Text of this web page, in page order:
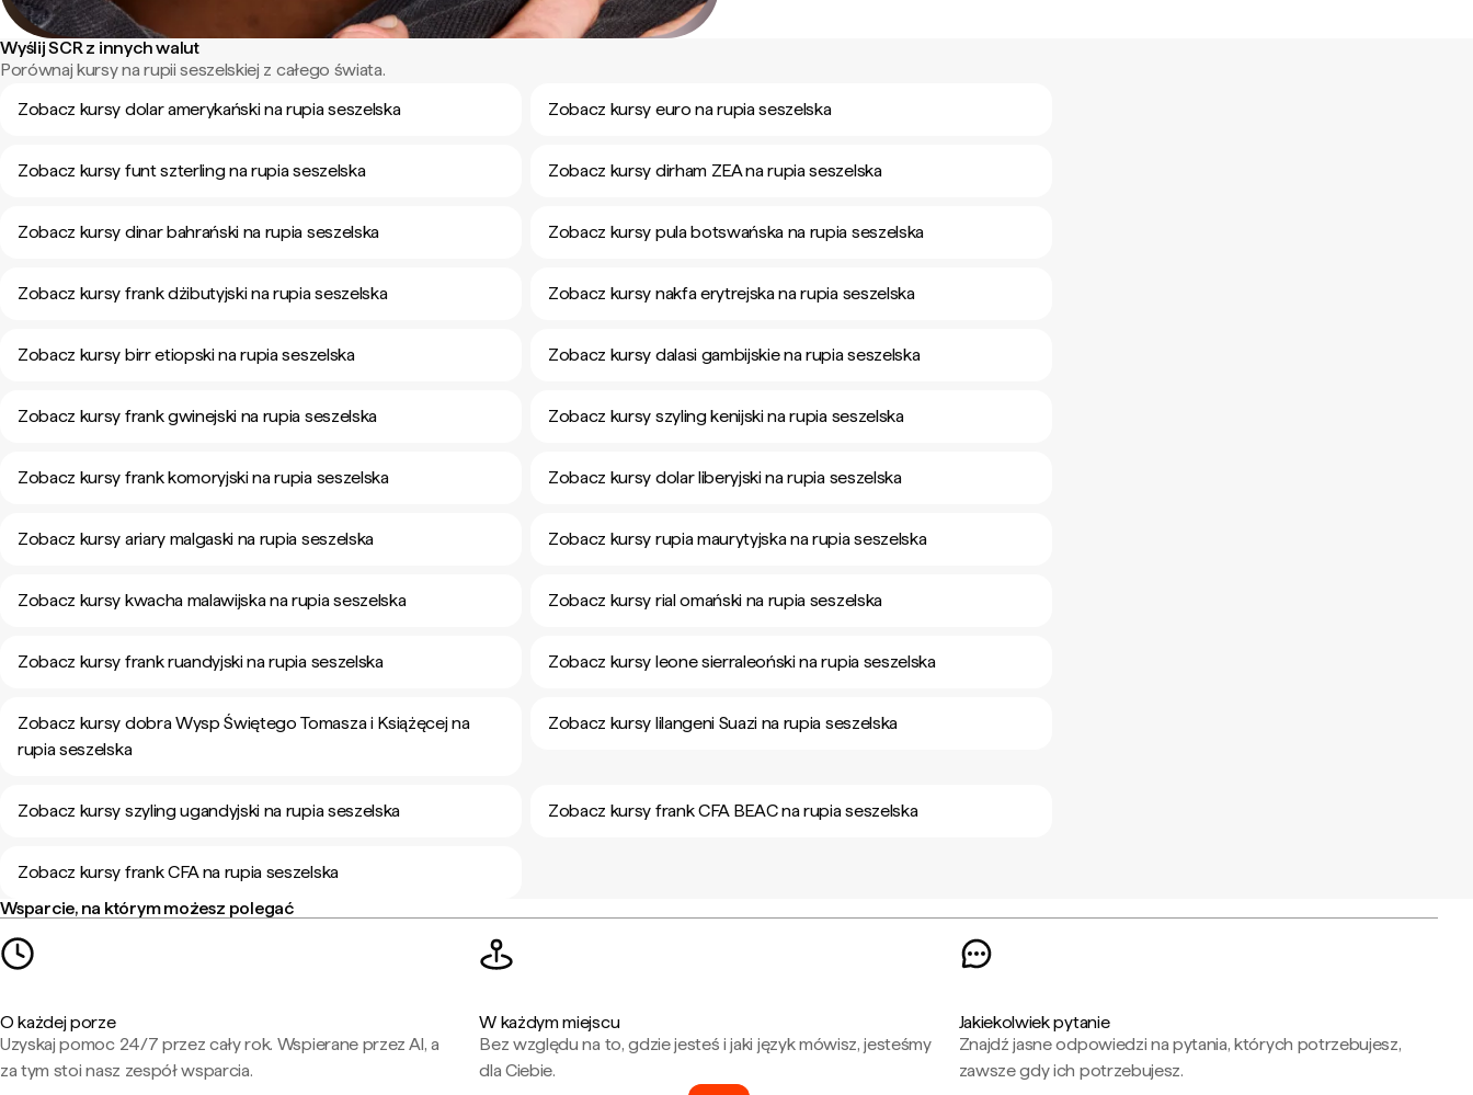
Wyślij SCR z innych walut
Porównaj kursy na rupii seszelskiej z całego świata.
Zobacz kursy dolar amerykański na rupia seszelska
Zobacz kursy euro na rupia seszelska
Zobacz kursy funt szterling na rupia seszelska Zobacz kursy dirham ZEA na rupia seszelska
Zobacz kursy dinar bahrański na rupia seszelska Zobacz kursy pula botswańska na rupia seszelska
Zobacz kursy frank dżibutyjski na rupia seszelska Zobacz kursy nakfa erytrejska na rupia seszelska
Zobacz kursy birr etiopski na rupia seszelska Zobacz kursy dalasi gambijskie na rupia seszelska
Zobacz kursy frank gwinejski na rupia seszelska Zobacz kursy szyling kenijski na rupia seszelska
Zobacz kursy frank komoryjski na rupia seszelska Zobacz kursy dolar liberyjski na rupia seszelska
Zobacz kursy ariary malgaski na rupia seszelska Zobacz kursy rupia maurytyjska na rupia seszelska
Zobacz kursy kwacha malawijska na rupia seszelska Zobacz kursy rial omański na rupia seszelska
Zobacz kursy frank ruandyjski na rupia seszelska Zobacz kursy leone sierraleoński na rupia seszelska
Zobacz kursy dobra Wysp Świętego Tomasza i Książęcej na
rupia seszelska
Zobacz kursy lilangeni Suazi na rupia seszelska
Zobacz kursy szyling ugandyjski na rupia seszelska Zobacz kursy frank CFA BEAC na rupia seszelska
Zobacz kursy frank CFA na rupia seszelska
Wsparcie, na którym możesz polegać
O każdej porze
Uzyskaj pomoc 24/7 przez cały rok. Wspierane przez AI, a
za tym stoi nasz zespół wsparcia.
W każdym miejscu
Bez względu na to, gdzie jesteś i jaki język mówisz, jesteśmy
dla Ciebie.
Jakiekolwiek pytanie
Znajdź jasne odpowiedzi na pytania, których potrzebujesz,
zawsze gdy ich potrzebujesz.